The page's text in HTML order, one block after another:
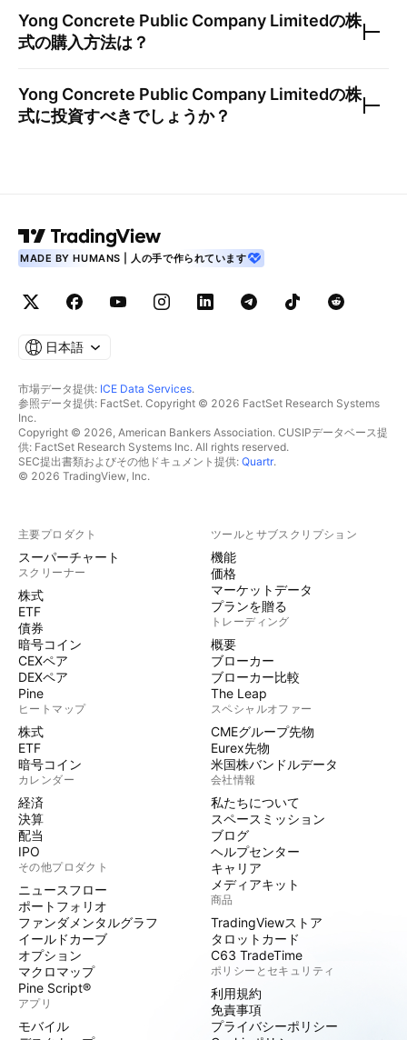
Yong Concrete Public Company Limitedの株
式の購入方法は？
Yong Concrete Public Company Limitedの株
式に投資すべきでしょうか？
MADE BY HUMANS | 人の手で作られています
日本語
市場データ提供: ICE Data Services.
参照データ提供: FactSet. Copyright © 2026 FactSet Research Systems
Inc.
Copyright © 2026, American Bankers Association. CUSIPデータベース提
供: FactSet Research Systems Inc. All rights reserved.
SEC提出書類およびその他ドキュメント提供: Quartr.
© 2026 TradingView, Inc.
主要プロダクト
スーパーチャート
スクリーナー
株式
ETF
債券
暗号コイン
CEXペア
DEXペア
Pine
ヒートマップ
株式
ETF
暗号コイン
カレンダー
経済
決算
配当
IPO
その他プロダクト
ニュースフロー
ポートフォリオ
ファンダメンタルグラフ
イールドカーブ
オプション
マクロマップ
Pine Script®
アプリ
モバイル
ツールとサブスクリプション
機能
価格
マーケットデータ
プランを贈る
トレーディング
概要
ブローカー
ブローカー比較
The Leap
スペシャルオファー
CMEグループ先物
Eurex先物
米国株バンドルデータ
会社情報
私たちについて
スペースミッション
ブログ
ヘルプセンター
キャリア
メディアキット
商品
TradingViewストア
タロットカード
C63 TradeTime
ポリシーとセキュリティ
利用規約
免責事項
プライバシーポリシー